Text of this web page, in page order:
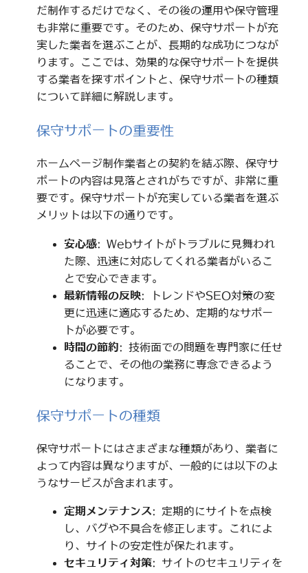
だ制作するだけでなく、その後の運用や保守管理
も非常に重要です。そのため、保守サポートが充
実した業者を選ぶことが、長期的な成功につなが
ります。ここでは、効果的な保守サポートを提供
する業者を探すポイントと、保守サポートの種類
について詳細に解説します。
保守サポートの重要性
ホームページ制作業者との契約を結ぶ際、保守サ
ポートの内容は見落とされがちですが、非常に重
要です。保守サポートが充実している業者を選ぶ
メリットは以下の通りです。
安心感: Webサイトがトラブルに見舞われ
た際、迅速に対応してくれる業者がいるこ
とで安心できます。
最新情報の反映: トレンドやSEO対策の変
更に迅速に適応するため、定期的なサポー
トが必要です。
時間の節約: 技術面での問題を専門家に任せ
ることで、その他の業務に専念できるよう
になります。
保守サポートの種類
保守サポートにはさまざまな種類があり、業者に
よって内容は異なりますが、一般的には以下のよ
うなサービスが含まれます。
定期メンテナンス: 定期的にサイトを点検
し、バグや不具合を修正します。これによ
り、サイトの安定性が保たれます。
セキュリティ対策: サイトのセキュリティを